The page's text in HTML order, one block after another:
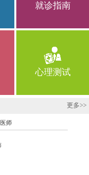
就诊指南
心理测试
更多>>